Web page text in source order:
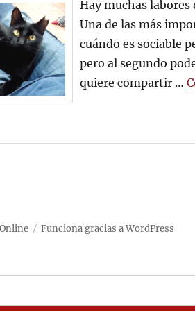
Hay muchas labores
Una de las más
cuándo es sociable
pero al segundo
quiere compartir …
Funciona gracias a WordPress